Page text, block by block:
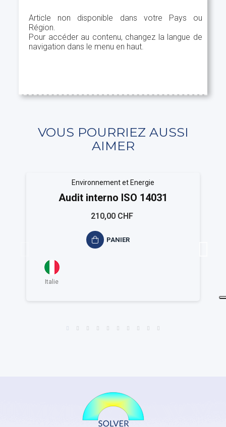
Article non disponible dans votre Pays ou
Région.
Pour accéder au contenu, changez la langue de
navigation dans le menu en haut.
VOUS POURRIEZ AUSSI
AIMER
Environnement et Energie
Audit interno ISO 14031
210,00 CHF
PANIER
Italie